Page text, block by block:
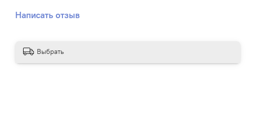
Написать отзыв
Выбрать